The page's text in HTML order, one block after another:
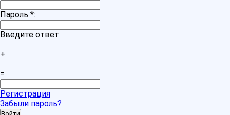
Пароль *:
Введите ответ
+
=
Регистрация
Забыли пароль?